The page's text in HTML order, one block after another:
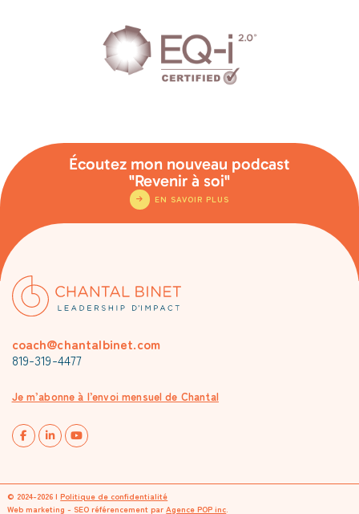
Écoutez mon nouveau podcast
"Revenir à soi"
EN SAVOIR PLUS
coach@chantalbinet.com
819-319-4477
Je m’abonne à l’envoi mensuel de Chantal
© 2024-2026 |Politique de confidentialité
Web marketing - SEO référencement parAgence POP inc